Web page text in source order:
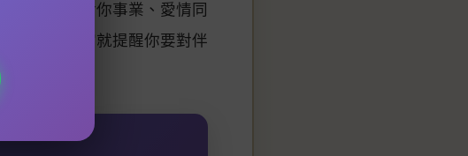
行星移動對你事業、愛情同
星過愛情宮就提醒你要對伴